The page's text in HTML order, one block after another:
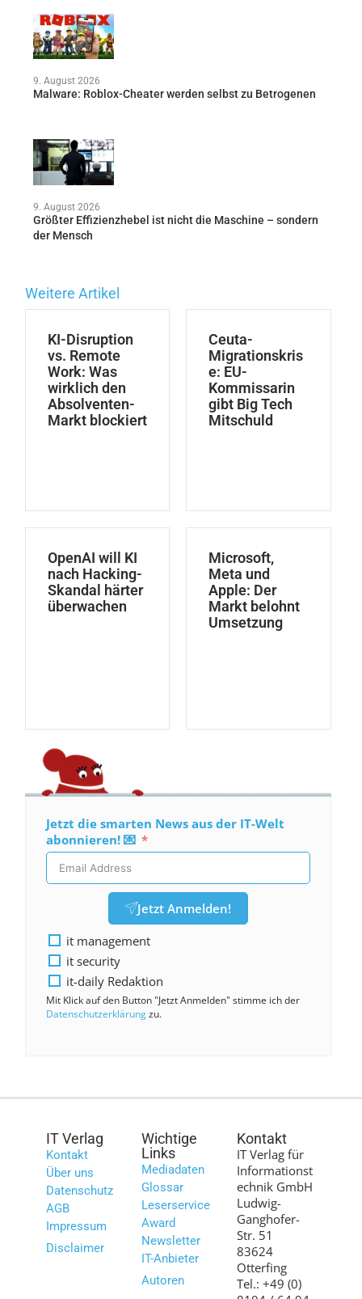
9. August 2026
Malware: Roblox-Cheater werden selbst zu Betrogenen
9. August 2026
Größter Effizienzhebel ist nicht die Maschine – sondern
der Mensch
Weitere Artikel
KI-Disruption
vs. Remote
Work: Was
wirklich den
Absolventen-
Markt blockiert
Ceuta-
Migrationskris
e: EU-
Kommissarin
gibt Big Tech
Mitschuld
OpenAI will KI
nach Hacking-
Skandal härter
überwachen
Microsoft,
Meta und
Apple: Der
Markt belohnt
Umsetzung
Jetzt die smarten News aus der IT-Welt
abonnieren! 💌
Jetzt Anmelden!
it management
it security
it-daily Redaktion
Mit Klick auf den Button "Jetzt Anmelden" stimme ich der
Datenschutzerklärungzu.
IT Verlag
Kontakt
Über uns
Datenschutz
AGB
Impressum
Disclaimer
Wichtige
Links
Mediadaten
Glossar
Leserservice
Award
Newsletter
IT-Anbieter
Autoren
Kontakt
IT Verlag für
Informationst
echnik GmbH
Ludwig-
Ganghofer-
Str. 51
83624
Otterfing
Tel.: +49 (0)